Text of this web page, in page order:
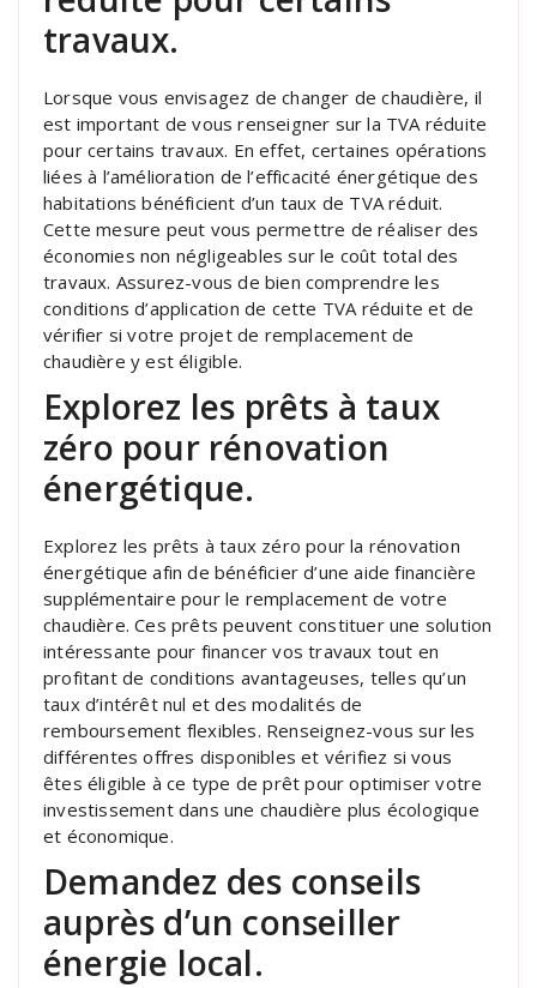
travaux.
Lorsque vous envisagez de changer de chaudière, il
est important de vous renseigner sur la TVA réduite
pour certains travaux. En effet, certaines opérations
liées à l’amélioration de l’efficacité énergétique des
habitations bénéficient d’un taux de TVA réduit.
Cette mesure peut vous permettre de réaliser des
économies non négligeables sur le coût total des
travaux. Assurez-vous de bien comprendre les
conditions d’application de cette TVA réduite et de
vérifier si votre projet de remplacement de
chaudière y est éligible.
Explorez les prêts à taux
zéro pour rénovation
énergétique.
Explorez les prêts à taux zéro pour la rénovation
énergétique afin de bénéficier d’une aide financière
supplémentaire pour le remplacement de votre
chaudière. Ces prêts peuvent constituer une solution
intéressante pour financer vos travaux tout en
profitant de conditions avantageuses, telles qu’un
taux d’intérêt nul et des modalités de
remboursement flexibles. Renseignez-vous sur les
différentes offres disponibles et vérifiez si vous
êtes éligible à ce type de prêt pour optimiser votre
investissement dans une chaudière plus écologique
et économique.
Demandez des conseils
auprès d’un conseiller
énergie local.